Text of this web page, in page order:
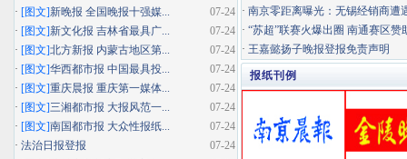
· 南京零距离曝光：无锡经销商遭
· “苏超”联赛火爆出圈 南通赛区赞
· 王嘉懿扬子晚报登报免责声明
报纸刊例
07-24
· [图文]新晚报 全国晚报十强媒...
07-24
· [图文]新文化报 吉林省最具广...
07-24
· [图文]北方新报 内蒙古地区第...
07-24
· [图文]华西都市报 中国最具投...
07-24
· [图文]重庆晨报 重庆第一媒体...
07-24
· [图文]三湘都市报 大报风范一...
07-24
· [图文]南国都市报 大众性报纸...
07-24
· 法治日报登报